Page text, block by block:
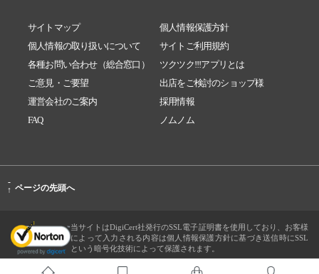
サイトマップ
個人情報保護方針
個人情報の取り扱いについて
サイトご利用規約
各種お問い合わせ（総合窓口）
ツクツク!!!アプリとは
ご意見・ご要望
出店をご検討のショップ様
運営会社のご案内
採用情報
FAQ
ノムノム
-
↑ ページの先頭へ
当サイトはDigiCert社発行のSSL電子証明書を使用しており、お客様
によって入力される内容は個人情報保護方針に基づき送信時にSSL
という暗号化技術によって保護されます。